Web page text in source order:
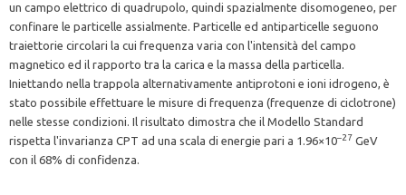
un campo elettrico di quadrupolo, quindi spazialmente disomogeneo, per
confinare le particelle assialmente. Particelle ed antiparticelle seguono
traiettorie circolari la cui frequenza varia con l'intensità del campo
magnetico ed il rapporto tra la carica e la massa della particella.
Iniettando nella trappola alternativamente antiprotoni e ioni idrogeno, è
stato possibile effettuare le misure di frequenza (frequenze di ciclotrone)
nelle stesse condizioni. Il risultato dimostra che il Modello Standard
rispetta l'invarianza CPT ad una scala di energie pari a 1.96×10–27 GeV
con il 68% di confidenza.